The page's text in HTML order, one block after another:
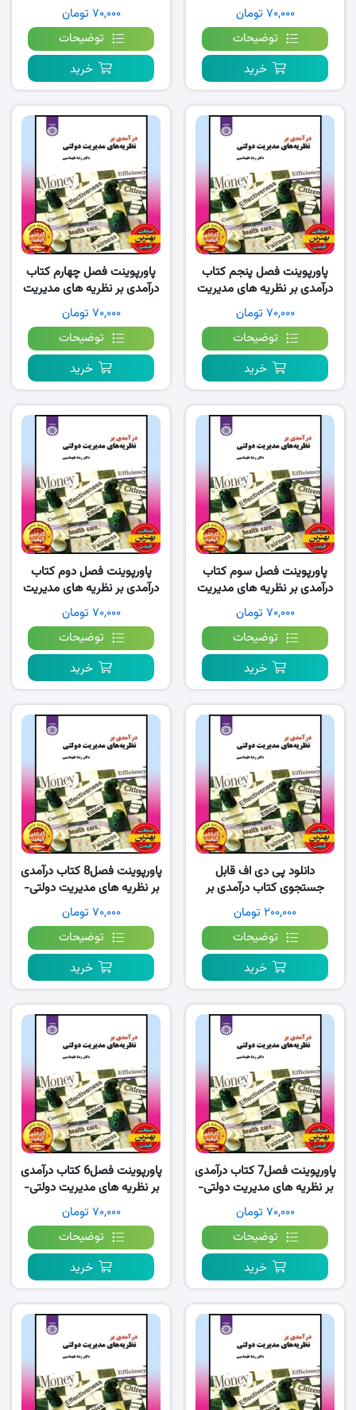
دولتی- طهماسبی
۷۰,۰۰۰ تومان
توضیحات
خرید
دولتی- طهماسبی
۷۰,۰۰۰ تومان
توضیحات
خرید
پاورپوینت فصل پنجم کتاب
درآمدی بر نظریه های مدیریت
دولتی- طهماسبی
۷۰,۰۰۰ تومان
توضیحات
خرید
پاورپوینت فصل چهارم کتاب
درآمدی بر نظریه های مدیریت
دولتی- طهماسبی
۷۰,۰۰۰ تومان
توضیحات
خرید
پاورپوینت فصل سوم کتاب
درآمدی بر نظریه های مدیریت
دولتی- طهماسبی
۷۰,۰۰۰ تومان
توضیحات
خرید
پاورپوینت فصل دوم کتاب
درآمدی بر نظریه های مدیریت
دولتی- طهماسبی
۷۰,۰۰۰ تومان
توضیحات
خرید
دانلود پی دی اف قابل
جستجوی کتاب درآمدی بر
نظریه های مدیریت دولتی-
طهماسبی
۲۰۰,۰۰۰ تومان
توضیحات
خرید
پاورپوینت فصل8 کتاب درآمدی
بر نظریه های مدیریت دولتی-
طهماسبی۷۰,۰۰۰ تومان
توضیحات
خرید
پاورپوینت فصل7 کتاب درآمدی
بر نظریه های مدیریت دولتی-
طهماسبی۷۰,۰۰۰ تومان
توضیحات
خرید
پاورپوینت فصل6 کتاب درآمدی
بر نظریه های مدیریت دولتی-
طهماسبی۷۰,۰۰۰ تومان
توضیحات
خرید